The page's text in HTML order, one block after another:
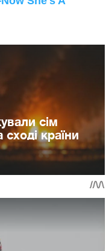
сім
країни